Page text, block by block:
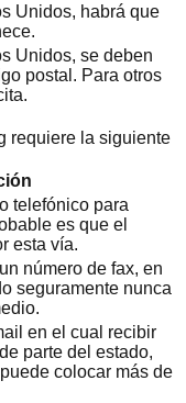
Unidos, habrá que
Unidos, se deben
postal. Para otros
requiere la siguiente
telefónico para
es que el
esta vía.
número de fax, en
seguramente nunca
en el cual recibir
parte del estado,
colocar más de